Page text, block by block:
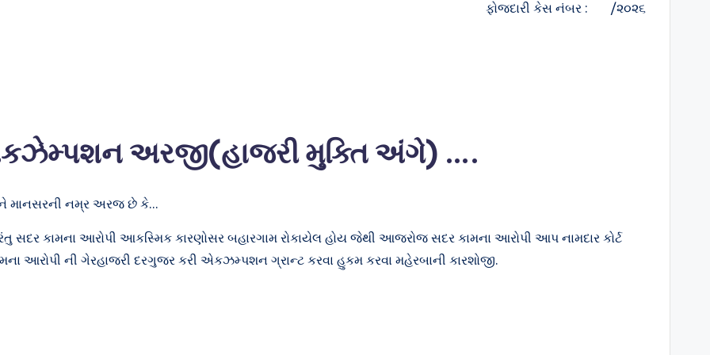
ફોજદારી કેસ નંબર : /૨૦૨૬
અરજી(હાજરી મુક્તિ અંગે) ….
માનસરની નમ્ર અરજ છે કે…
સદર કામના આરોપી આકસ્મિક કારણોસર બહારગામ રોકાયેલ હોય જેથી આજરોજ સદર કામના આરોપી આપ નામદાર કોર્ટ
આરોપી ની ગેરહાજરી દરગુજર કરી એકઝમ્પશન ગ્રાન્ટ કરવા હુકમ કરવા મહેરબાની કારશોજી.